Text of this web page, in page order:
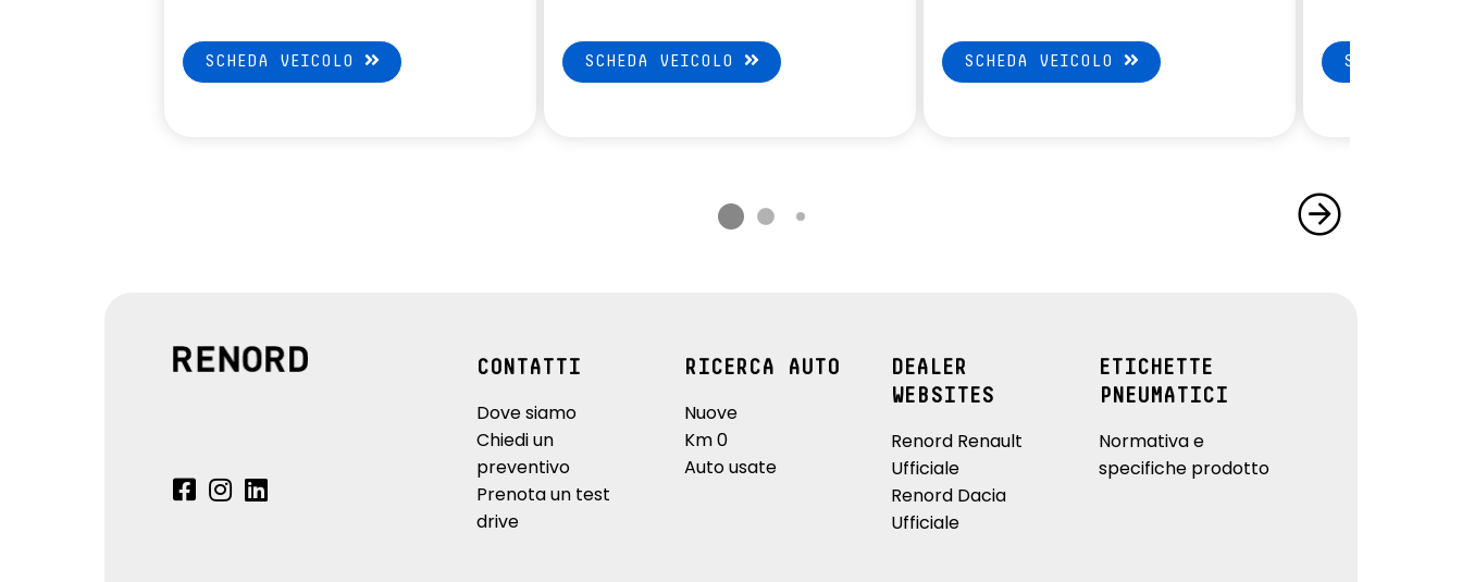
SCHEDA VEICOLO SCHEDA VEICOLO SCHEDA VEICOLO SCHEDA
CONTATTI
Dove siamo
Chiedi un
preventivo
Prenota un test
drive
RICERCA AUTO
Nuove
Km 0
Auto usate
DEALER
WEBSITES
Renord Renault
Ufficiale
Renord Dacia
Ufficiale
ETICHETTE
PNEUMATICI
Normativa e
specifiche prodotto